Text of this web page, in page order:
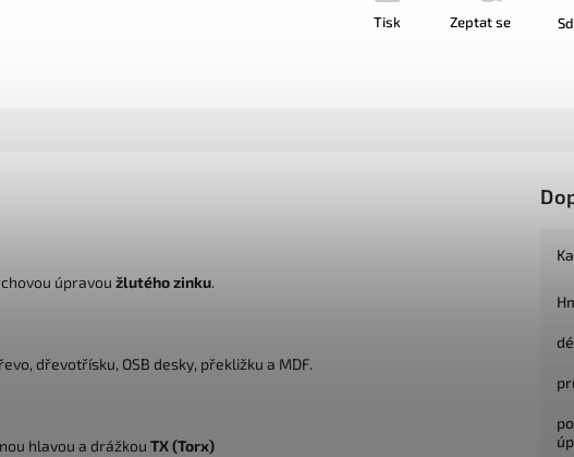
Tisk Zeptat se
úpravou žlutého zinku.
dřevotřísku, OSB desky, překližku a MDF.
hlavou a drážkou TX (Torx)